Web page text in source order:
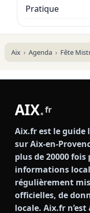
Pratique
Aix Agenda Fête
AIX.fr
Aix.fr est le guide
sur Aix-en-
plus de 20000
informations
régulièrement
officielles, de
locale. Aix.fr